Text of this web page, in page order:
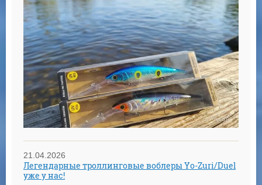
21.04.2026
Легендарные троллинговые воблеры Yo-Zuri/Duel
уже у нас!